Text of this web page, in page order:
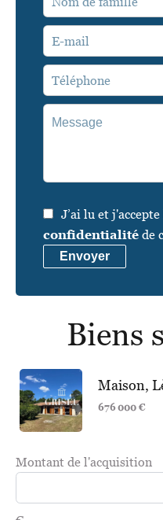
J’ai lu et j'accepte
confidentialité de
Envoyer
Biens
Maison,
676 000 €
Montant de l'acquisition